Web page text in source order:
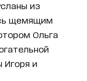
из
щемящим
Ольга
Игоря и